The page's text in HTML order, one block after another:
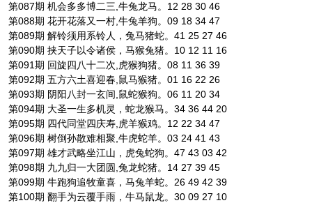
第087期 机会多多博二三,牛兔龙马。12 28 30 46
第088期 花开花落又一村,牛兔羊狗。09 18 34 47
第089期 解铃须用系铃人，兔马猪蛇。41 25 27 46
第090期 挟天子以令诸侯，马猴兔猪。10 12 11 16
第091期 回旋四八十二次,虎猴狗猪。08 11 36 39
第092期 五方六土喜迎春,鼠马猴猪。01 16 22 26
第093期 阴阳八封一玄间,鼠蛇猴狗。06 11 20 34
第094期 大圣一生多机灵，蛇龙猴马。34 36 44 20
第095期 四代同堂四庆寿,虎羊猴鸡。12 22 34 47
第096期 树倒孙散难相聚,牛虎蛇羊。03 24 41 43
第097期 雄才武略坐江山，虎兔蛇狗。47 43 03 42
第098期 九九归一大团圆,兔龙蛇猪。14 27 39 45
第099期 牛跑狗追牧童喜，马兔羊蛇。26 49 42 39
第100期 翻手为云覆手雨，牛马鼠龙。30 09 27 10